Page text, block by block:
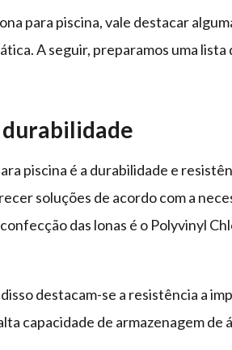
para piscina, vale destacar
A seguir, preparamos uma
piscina é a durabilidade e
soluções de acordo com a
das lonas é o Polyvinyl
destacam-se a resistência a
capacidade de armazenagem de